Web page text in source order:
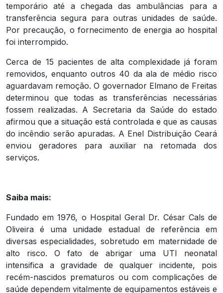
temporário até a chegada das ambulâncias para a
transferência segura para outras unidades de saúde.
Por precaução, o fornecimento de energia ao hospital
foi interrompido.
Cerca de 15 pacientes de alta complexidade já foram
removidos, enquanto outros 40 da ala de médio risco
aguardavam remoção. O governador Elmano de Freitas
determinou que todas as transferências necessárias
fossem realizadas. A Secretaria da Saúde do estado
afirmou que a situação está controlada e que as causas
do incêndio serão apuradas. A Enel Distribuição Ceará
enviou geradores para auxiliar na retomada dos
serviços.
Saiba mais:
Fundado em 1976, o Hospital Geral Dr. César Cals de
Oliveira é uma unidade estadual de referência em
diversas especialidades, sobretudo em maternidade de
alto risco. O fato de abrigar uma UTI neonatal
intensifica a gravidade de qualquer incidente, pois
recém-nascidos prematuros ou com complicações de
saúde dependem vitalmente de equipamentos estáveis e